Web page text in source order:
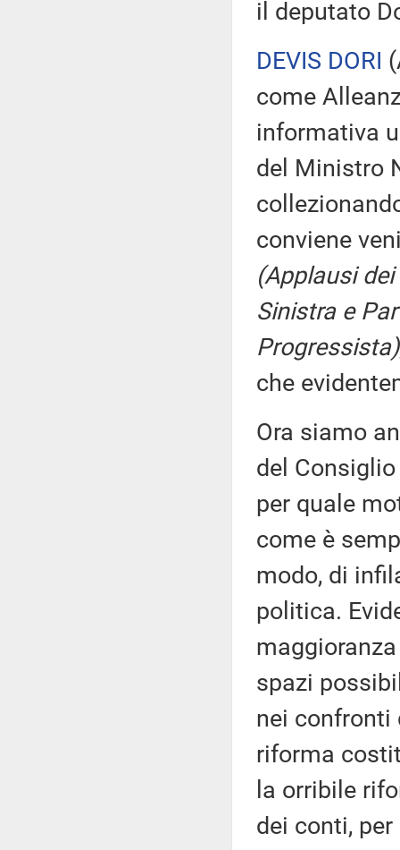
il deputato
DEVIS DORI (
come
informativa
del Ministro
conviene
(Applausi
Sinistra e
Progressista)
che
Ora siamo
del
per quale
come è
modo, di
politica.
spazi
nei confronti
riforma
la orribile
dei conti,